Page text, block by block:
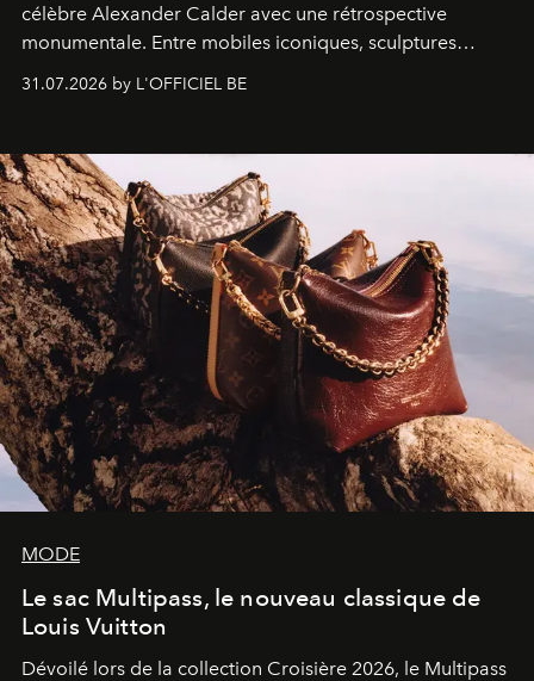
célèbre Alexander Calder avec une rétrospective
monumentale. Entre mobiles iconiques, sculptures
américain investit les espaces imaginés par Frank Gehry
sculpture.
31.07.2026 by L'OFFICIEL BE
MODE
Le sac Multipass, le nouveau classique de
Louis Vuitton
Dévoilé lors de la collection Croisière 2026, le Multipass